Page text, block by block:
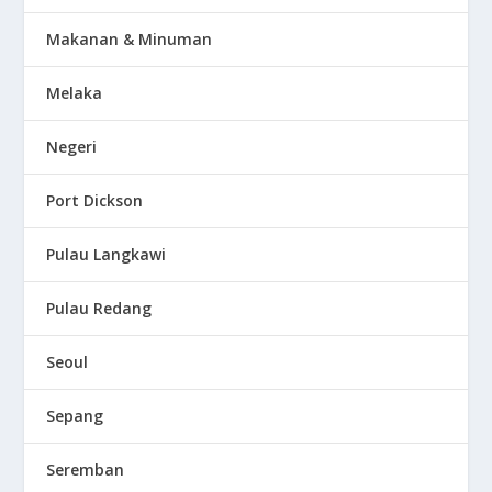
Makanan & Minuman
Melaka
Negeri
Port Dickson
Pulau Langkawi
Pulau Redang
Seoul
Sepang
Seremban